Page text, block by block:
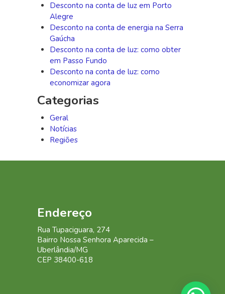
Desconto na conta de luz em Porto
Alegre
Desconto na conta de energia na Serra
Gaúcha
Desconto na conta de luz: como obter
em Passo Fundo
Desconto na conta de luz: como
economizar agora
Categorias
Geral
Notícias
Regiões
Endereço
Rua Tupaciguara, 274
Bairro Nossa Senhora Aparecida –
Uberlândia/MG
CEP 38400-618